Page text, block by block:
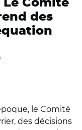
Le Comité
des
le Comité
des décisions